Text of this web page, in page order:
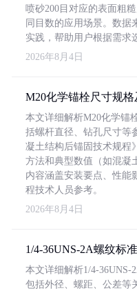
喷砂200目对应的表面粗
同目数的应用场景。数据
实践，帮助用户根据需求
2026年8月4日
M20化学锚栓尺寸规
本文详细解析M20化学锚
括螺杆直径、钻孔尺寸等
凝土结构后锚固技术规程
方法和典型数值（如混凝
内容涵盖安装要点、性能
程技术人员参考。
2026年8月4日
1/4-36UNS-2A螺纹标
本文详细解析1/4-36UNS-
包括外径、螺距、公差等